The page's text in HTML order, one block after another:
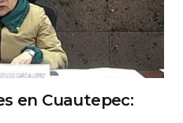
en Cuautepec: